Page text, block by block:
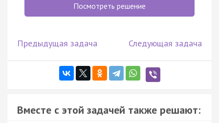
Посмотреть решение
Предыдущая задача Следующая задача
Вместе с этой задачей также решают: